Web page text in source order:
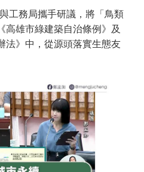
工務局攜手研議，將「鳥類
高雄市綠建築自治條例》及
法》中，從源頭落實生態友